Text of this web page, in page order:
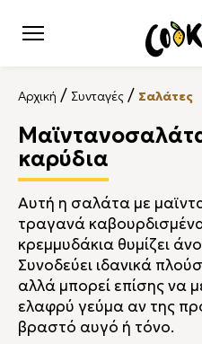
Αρχική / Συνταγές / Σαλάτες
καρύδια
Αυτή η σαλάτα με
τραγανά
κρεμμυδάκια θυμίζει
Συνοδεύει ιδανικά
αλλά μπορεί επίσης να
ελαφρύ γεύμα αν της
βραστό αυγό ή τόνο.